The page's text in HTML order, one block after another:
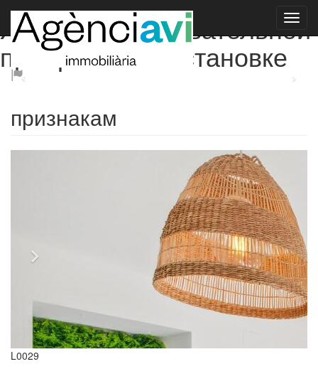
Живите в очаровательной
прибрежной обстановке
признакам
L0029